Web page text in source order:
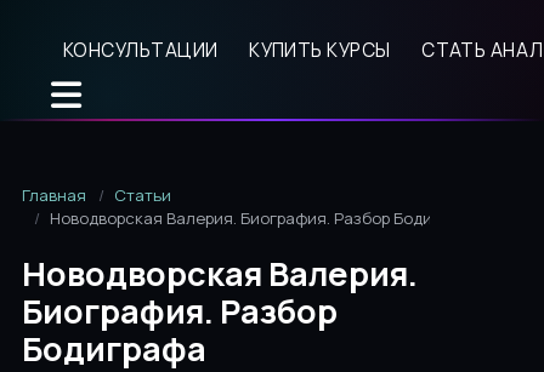
КОНСУЛЬТАЦИИ КУПИТЬ КУРСЫ СТАТЬ
Главная
Статьи
Новодворская Валерия. Биография. Разбор Бодиграфа
Новодворская Валерия.
Биография. Разбор
Бодиграфа